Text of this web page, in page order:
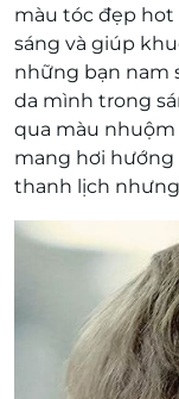
màu tóc đẹp hot
sáng và giúp
những bạn nam
da mình trong
qua màu nhuộm
mang hơi hướng
thanh lịch